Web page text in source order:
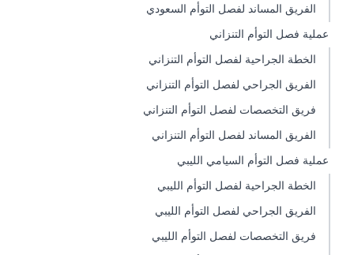
الفريق المساند لفصل التوأم السعودي
عملية فصل التوأم التنزاني
الخطة الجراحية لفصل التوأم التنزاني
الفريق الجراحي لفصل التوأم التنزاني
فريق التخصصات لفصل التوأم التنزاني
الفريق المساند لفصل التوأم التنزاني
عملية فصل التوأم السيامي الليبي
الخطة الجراحية لفصل التوأم الليبي
الفريق الجراحي لفصل التوأم الليبي
فريق التخصصات لفصل التوأم الليبي